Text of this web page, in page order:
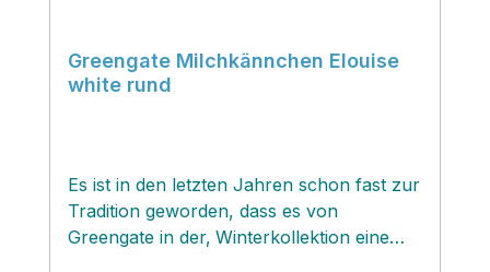
Greengate Milchkännchen Elouise
white rund
Es ist in den letzten Jahren schon fast zur
Tradition geworden, dass es von
Greengate in der‚ Winterkollektion eine